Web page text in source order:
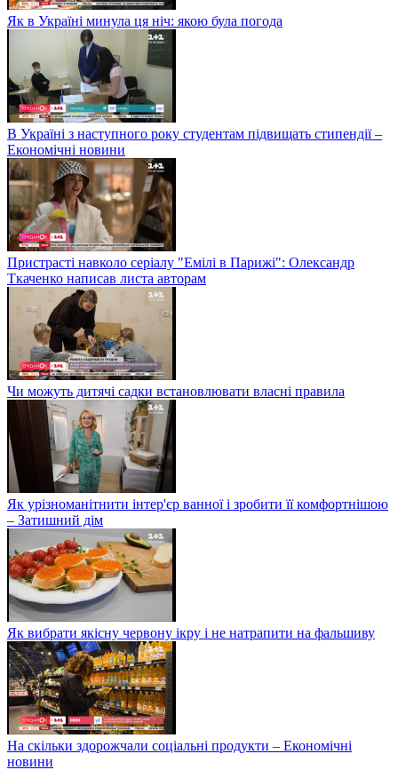
Як в Україні минула ця ніч: якою була погода
В Україні з наступного року студентам підвищать стипендії –
Економічні новини
Пристрасті навколо серіалу "Емілі в Парижі": Олександр
Ткаченко написав листа авторам
Чи можуть дитячі садки встановлювати власні правила
Як урізноманітнити інтер'єр ванної і зробити її комфортнішою
– Затишний дім
Як вибрати якісну червону ікру і не натрапити на фальшиву
На скільки здорожчали соціальні продукти – Економічні
новини